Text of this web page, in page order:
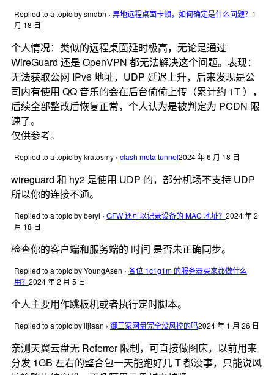
Replied to a topic by smdbh › 异地远程桌面卡顿，如何确定是什么问题？ 1
月 18 日
个人情况：类似的远程桌面延时极高，无论是通过
WireGuard 还是 OpenVPN 都无法解决这个问题。表现：
无法获取公网 IPv6 地址，UDP 延迟上升，后来发现是公
司内有使用 QQ 音乐的会在后台偷偷上传（累计约 1T ），
后续全部整改后恢复正常，个人认为是被判定为 PCDN 限
速了。
仅供参考。
Replied to a topic by kratosmy › clash meta tunnel2024 年 6 月 18 日
wireguard 和 hy2 是使用 UDP 的，部分机场不支持 UDP
所以你的连接不通。
Replied to a topic by beryl › GFW 还可以记录设备的 MAC 地址？ 2024 年 2
月 18 日
检查你的客户端和服务端的 时间 是否未正确同步。
Replied to a topic by YoungAsen › 各位 1c1g1m 的服务器买来都做什么
用？ 2024 年 2 月 5 日
个人主要用作跳板机或者执行定时脚本。
Replied to a topic by lijiaan › 御三家网盘完全没风控的吗2024 年 1 月 26 日
亲测天翼云盘无 Referrer 限制，可直接做图床，以前用来
分发 1GB 左右的整合包一天能跑好几 T 都没事，只能说风